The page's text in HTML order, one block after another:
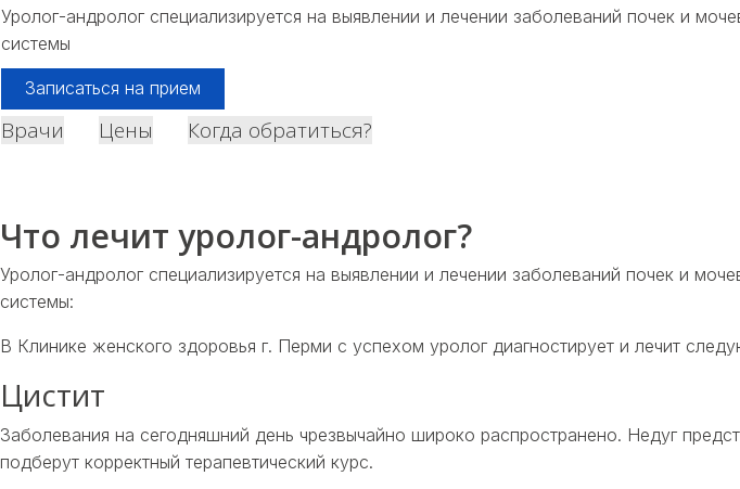
Уролог-андролог специализируется на выявлении и лечении заболеваний почек и
системы
Записаться на прием
Врачи Цены Когда обратиться?
Что лечит уролог-андролог?
Уролог-андролог специализируется на выявлении и лечении заболеваний почек и
системы:
В Клинике женского здоровья г. Перми с успехом уролог диагностирует и лечит
Цистит
Заболевания на сегодняшний день чрезвычайно широко распространено. Недуг
подберут корректный терапевтический курс.